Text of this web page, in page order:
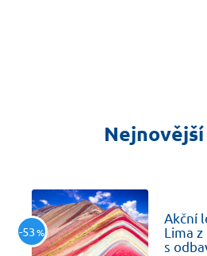
Nejnovější
-53%
Akční
Lima z
s